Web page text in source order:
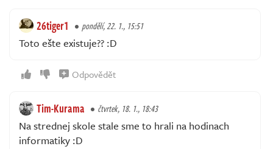
26tiger1 pondělí, 22. 1., 15:51
Toto ešte existuje?? :D
Odpovědět
Tim-Kurama čtvrtek, 18. 1., 18:43
Na strednej skole stale sme to hrali na hodinach
informatiky :D